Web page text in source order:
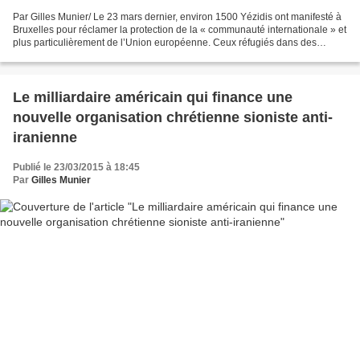
Par Gilles Munier/ Le 23 mars dernier, environ 1500 Yézidis ont manifesté à
Bruxelles pour réclamer la protection de la « communauté internationale » et
plus particulièrement de l’Union européenne. Ceux réfugiés dans des
Le milliardaire américain qui finance une
nouvelle organisation chrétienne sioniste anti-
iranienne
Publié le 23/03/2015 à 18:45
Par Gilles Munier